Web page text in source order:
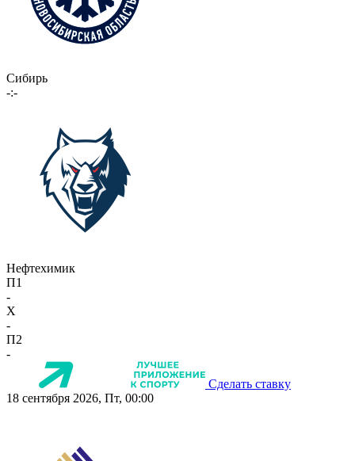
Сибирь
-:-
Нефтехимик
П1
-
X
-
П2
-
Сделать ставку
18 сентября 2026, Пт, 00:00